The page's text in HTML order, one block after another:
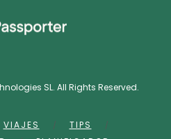
SL. All Rights Reserved.
VIAJES
TIPS